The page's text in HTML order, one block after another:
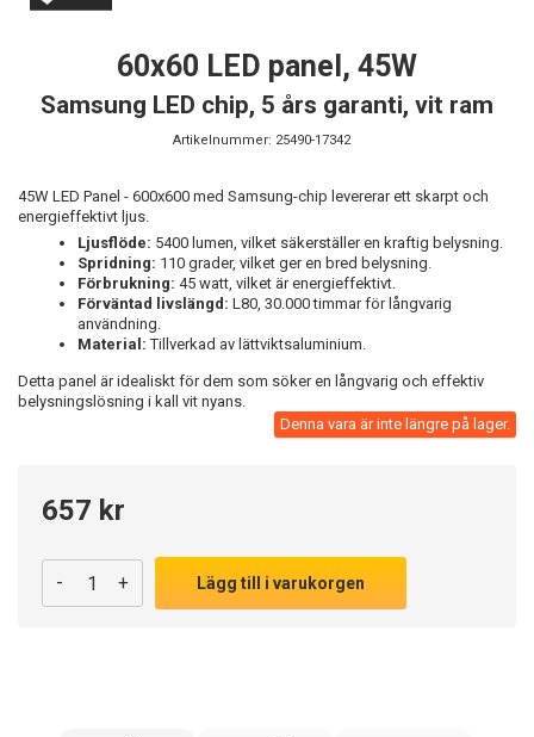
60x60 LED panel, 45W
Samsung LED chip, 5 års garanti, vit ram
Artikelnummer: 25490-17342
45W LED Panel - 600x600 med Samsung-chip levererar ett skarpt och
energieffektivt ljus.
Ljusflöde: 5400 lumen, vilket säkerställer en kraftig belysning.
Spridning: 110 grader, vilket ger en bred belysning.
Förbrukning: 45 watt, vilket är energieffektivt.
Förväntad livslängd: L80, 30.000 timmar för långvarig
användning.
Material: Tillverkad av lättviktsaluminium.
Detta panel är idealiskt för dem som söker en långvarig och effektiv
belysningslösning i kall vit nyans.
Denna vara är inte längre på lager.
657 kr
- + Lägg till i varukorgen